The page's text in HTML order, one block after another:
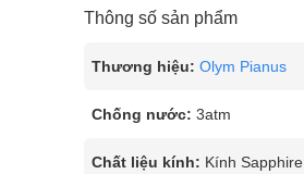
Thông số sản phẩm
Thương hiệu: Olym Pianus
Chống nước: 3atm
Chất liệu kính: Kính Sapphire